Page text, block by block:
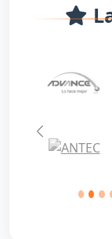
Anterior